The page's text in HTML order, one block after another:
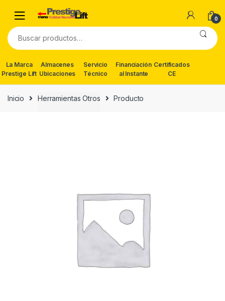
navigation
content
0
Buscar
por:
La Marca
Prestige Lift
Almacenes
Ubicaciones
Servicio
Técnico
Financiación
al Instante
Certificados
CE
Inicio Herramientas Otros Producto